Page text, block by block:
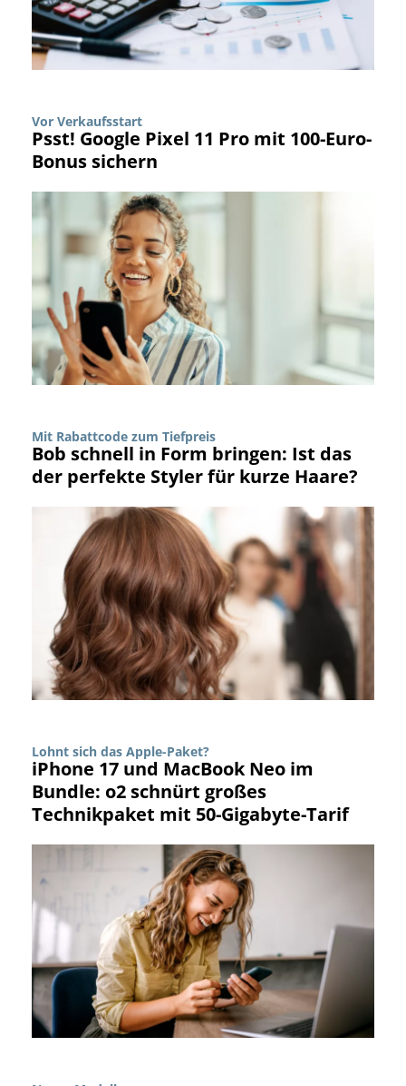
Vor Verkaufsstart
Psst! Google Pixel 11 Pro mit 100-Euro-
Bonus sichern
Mit Rabattcode zum Tiefpreis
Bob schnell in Form bringen: Ist das
der perfekte Styler für kurze Haare?
Lohnt sich das Apple-Paket?
iPhone 17 und MacBook Neo im
Bundle: o2 schnürt großes
Technikpaket mit 50-Gigabyte-Tarif